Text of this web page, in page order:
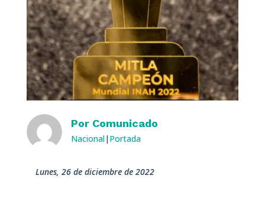
Por Comunicado
Nacional| Portada
lunes, 26 de diciembre de 2022